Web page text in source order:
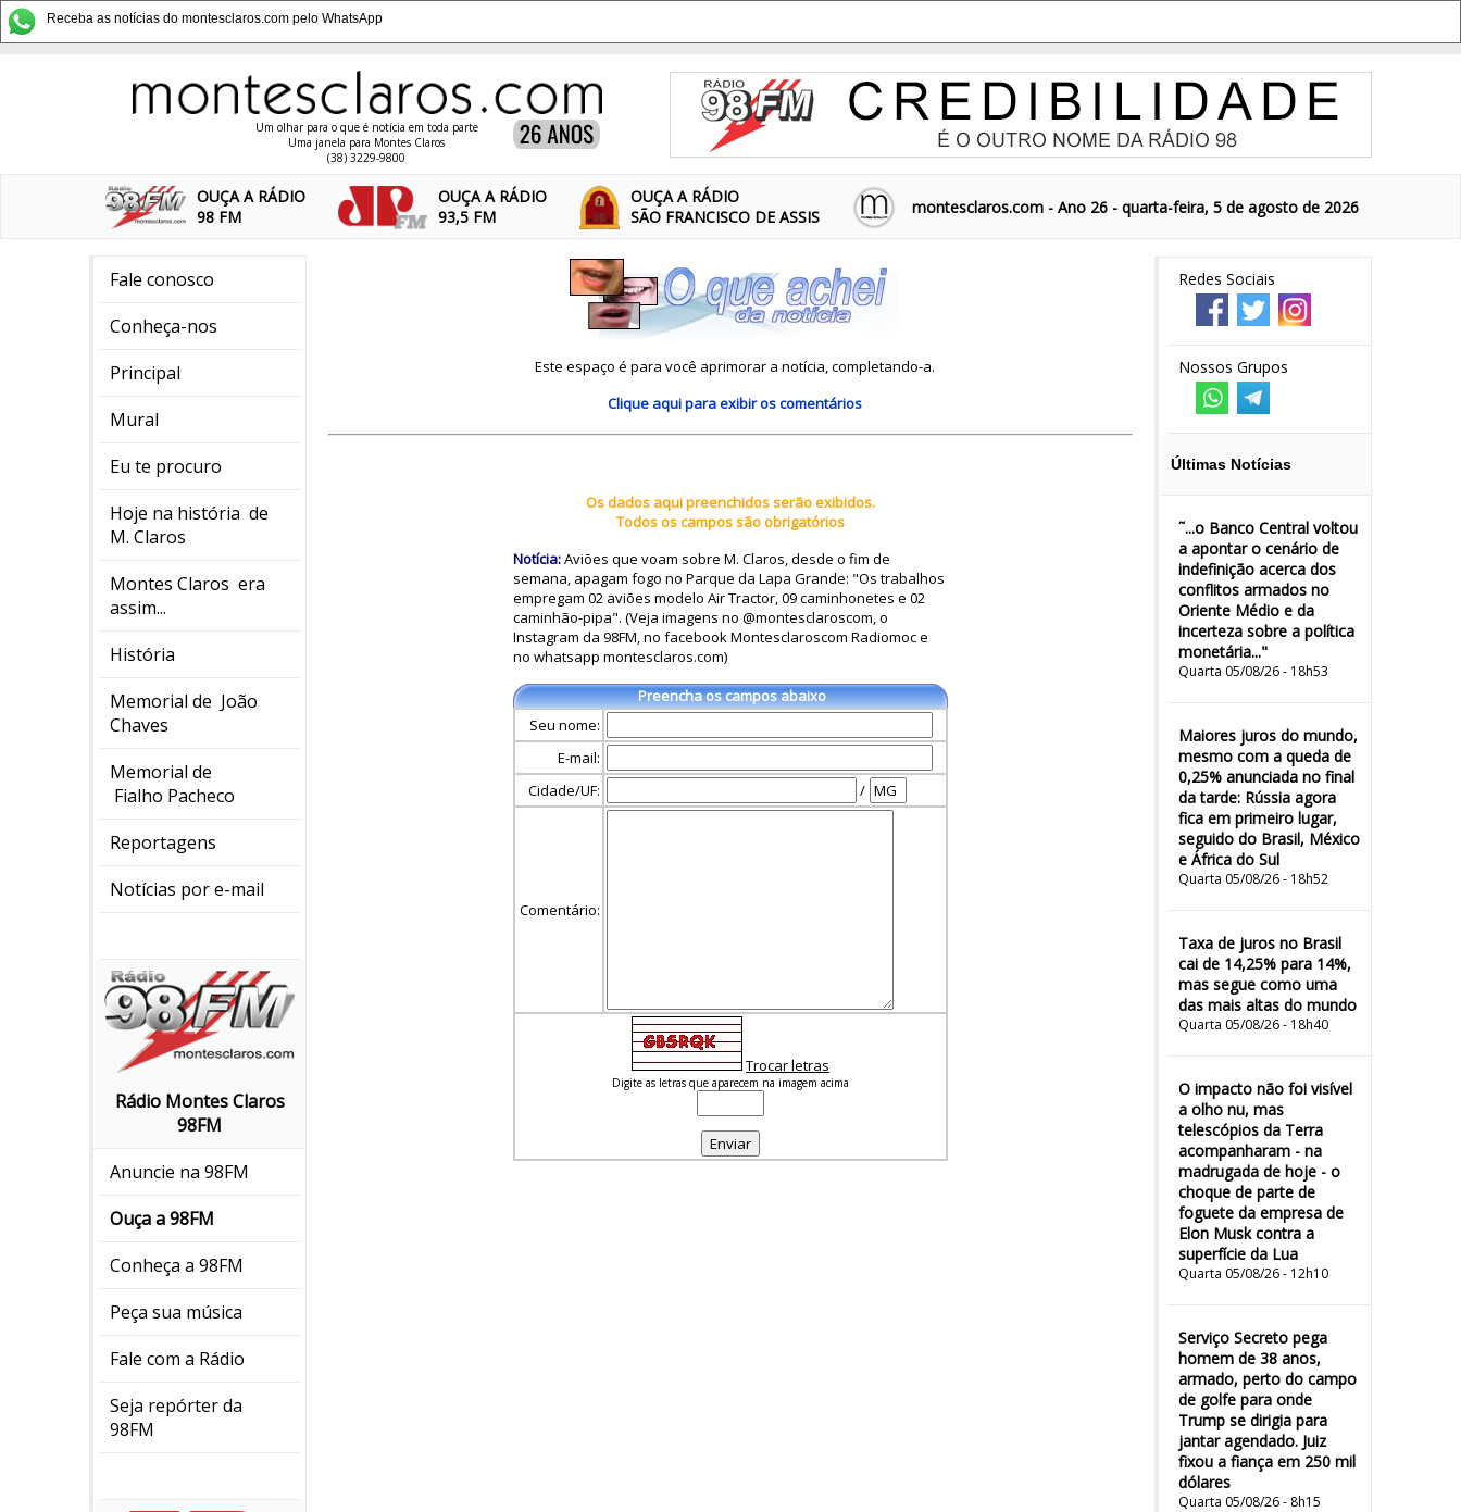
Receba as notícias do montesclaros.com pelo WhatsApp
Um olhar para o que é notícia em toda parte
Uma janela para Montes Claros
(38) 3229-9800
OUÇA A RÁDIO
98 FM
OUÇA A RÁDIO
93,5 FM
OUÇA A RÁDIO
SÃO FRANCISCO DE ASSIS
montesclaros.com - Ano 26 - quarta-feira, 5 de agosto de 2026
Fale conosco
Conheça-nos
Principal
Mural
Eu te procuro
Hoje na história de
M. Claros
Montes Claros era
assim...
História
Memorial de João
Chaves
Memorial de
Fialho Pacheco
Reportagens
Notícias por e-mail
Rádio Montes Claros
98FM
Anuncie na 98FM
Ouça a 98FM
Conheça a 98FM
Peça sua música
Fale com a Rádio
Seja repórter da
98FM
Redes Sociais
Nossos Grupos
Últimas Notícias
˜...o Banco Central voltou
a apontar o cenário de
indefinição acerca dos
conflitos armados no
Oriente Médio e da
incerteza sobre a política
monetária..."
Quarta 05/08/26 - 18h53
Maiores juros do mundo,
mesmo com a queda de
0,25% anunciada no final
da tarde: Rússia agora
fica em primeiro lugar,
seguido do Brasil, México
e África do Sul
Quarta 05/08/26 - 18h52
Taxa de juros no Brasil
cai de 14,25% para 14%,
mas segue como uma
das mais altas do mundo
Quarta 05/08/26 - 18h40
O impacto não foi visível
a olho nu, mas
telescópios da Terra
acompanharam - na
madrugada de hoje - o
choque de parte de
foguete da empresa de
Elon Musk contra a
superfície da Lua
Quarta 05/08/26 - 12h10
Serviço Secreto pega
homem de 38 anos,
armado, perto do campo
de golfe para onde
Trump se dirigia para
jantar agendado. Juiz
fixou a fiança em 250 mil
dólares
Quarta 05/08/26 - 8h15
Este espaço é para você aprimorar a notícia, completando-a.
Clique aquipara exibir os comentários
Os dados aqui preenchidos serão exibidos.
Todos os campos são obrigatórios
Notícia:Aviões que voam sobre M. Claros, desde o fim de
semana, apagam fogo no Parque da Lapa Grande: "Os trabalhos
empregam 02 aviões modelo Air Tractor, 09 caminhonetes e 02
caminhão-pipa". (Veja imagens no @montesclaroscom, o
Instagram da 98FM, no facebook Montesclaroscom Radiomoc e
no whatsapp montesclaros.com)
Preencha os campos abaixo
Seu nome:
E-mail:
Cidade/UF:
/
Comentário:
Trocar letras
Digite as letras que aparecem na imagem acima